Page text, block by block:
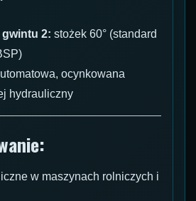
2: stożek 60° (standard
ocynkowana
hydrauliczny
w maszynach rolniczych i